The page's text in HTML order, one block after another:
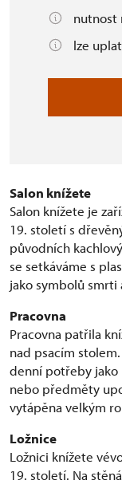
nutnost
lze
Salon knížete
Salon knížete je
19. století s
původních
se setkáváme s
jako symbolů smrti
Pracovna
Pracovna patřila
nad psacím
denní potřeby jako
nebo předměty
vytápěna velkým
Ložnice
Ložnici knížete
19. století. Na